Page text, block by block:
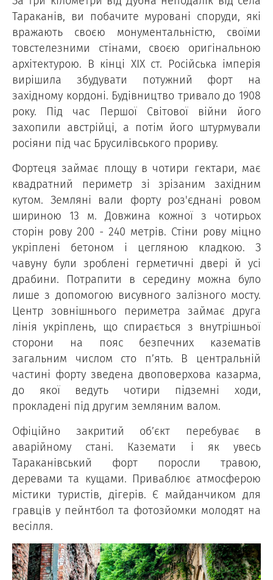
Тараканів, ви побачите муровані споруди, які
вражають своєю монументальністю, своїми
товстелезними стінами, своєю оригінальною
архітектурою. В кінці XIX ст. Російська імперія
вирішила збудувати потужний форт на
західному кордоні. Будівництво тривало до 1908
року. Під час Першої Світової війни його
захопили австрійці, а потім його штурмували
росіяни під час Брусилівського прориву.
Фортеця займає площу в чотири гектари, має
квадратний периметр зі зрізаним західним
кутом. Земляні вали форту роз'єднані ровом
шириною 13 м. Довжина кожної з чотирьох
сторін рову 200 - 240 метрів. Стіни рову міцно
укріплені бетоном і цегляною кладкою. З
чавуну були зроблені герметичні двері й усі
драбини. Потрапити в середину можна було
лише з допомогою висувного залізного мосту.
Центр зовнішнього периметра займає друга
лінія укріплень, що спирається з внутрішньої
сторони на пояс безпечних казематів
загальним числом сто п’ять. В центральній
частині форту зведена двоповерхова казарма,
до якої ведуть чотири підземні ходи,
прокладені під другим земляним валом.
Офіційно закритий об’єкт перебуває в
аварійному стані. Каземати і як увесь
Тараканівський форт поросли травою,
деревами та кущами. Приваблює атмосферою
містики туристів, дігерів. Є майданчиком для
гравців у пейнтбол та фотозйомки молодят на
весілля.